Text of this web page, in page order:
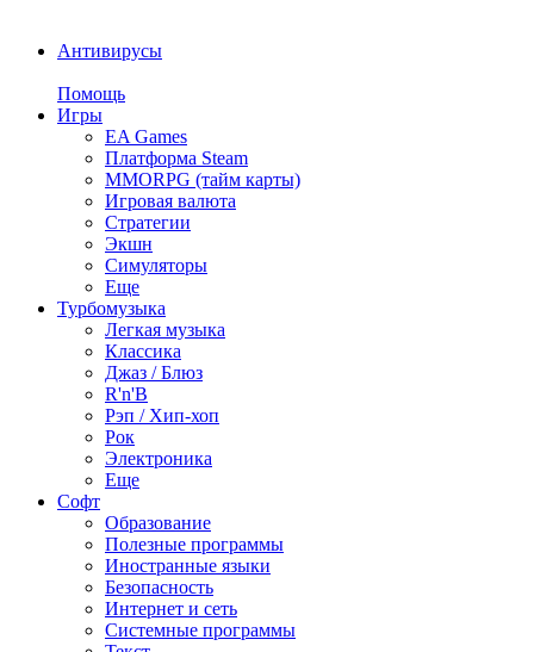
Антивирусы
Помощь
Игры
EA Games
Платформа Steam
MMORPG (тайм карты)
Игровая валюта
Стратегии
Экшн
Симуляторы
Еще
Турбомузыка
Легкая музыка
Классика
Джаз / Блюз
R'n'B
Рэп / Хип-хоп
Рок
Электроника
Еще
Софт
Образование
Полезные программы
Иностранные языки
Безопасность
Интернет и сеть
Системные программы